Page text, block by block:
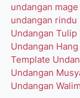
undangan mage
undangan rindu
Undangan Tulip
Undangan Hang
Template
Undangan
Undangan